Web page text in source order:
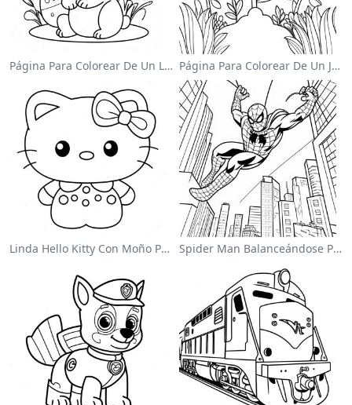
Página Para Colorear De Un Lindo Conejo De Pascua Página Para Colorear De Un Jardín De Flores Coloridas
Linda Hello Kitty Con Moño Para Colorear Spider Man Balanceándose Por La Ciudad Para Colorear